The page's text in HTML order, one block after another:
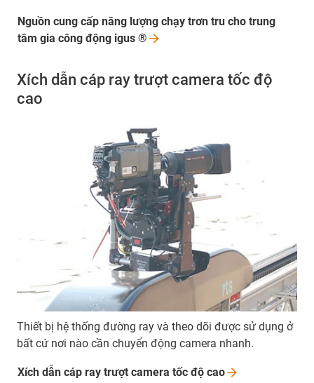
Nguồn cung cấp năng lượng chạy trơn tru cho trung
tâm gia công động igus ®
Xích dẫn cáp ray trượt camera tốc độ
cao
Thiết bị hệ thống đường ray và theo dõi được sử dụng ở
bất cứ nơi nào cần chuyển động camera nhanh.
Xích dẫn cáp ray trượt camera tốc độ cao